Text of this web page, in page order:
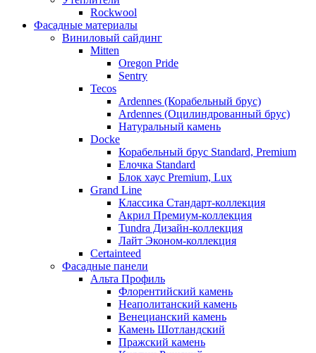
Rockwool
Фасадные материалы
Виниловый сайдинг
Mitten
Oregon Pride
Sentry
Tecos
Ardennes (Корабельный брус)
Ardennes (Оцилиндрованный брус)
Натуральный камень
Docke
Корабельный брус Standard, Premium
Елочка Standard
Блок хаус Premium, Lux
Grand Line
Классика Стандарт-коллекция
Акрил Премиум-коллекция
Tundra Дизайн-коллекция
Лайт Эконом-коллекция
Certainteed
Фасадные панели
Альта Профиль
Флорентийский камень
Неаполитанский камень
Венецианский камень
Камень Шотландский
Пражский камень